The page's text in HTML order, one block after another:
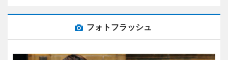
フォトフラッシュ